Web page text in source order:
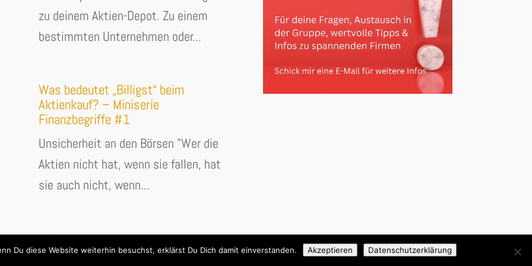
zu deinem Aktien-Depot. Zu einem
bestimmten Unternehmen oder...
Was bedeutet „Billigst“ beim
Aktienkauf? – Miniserie
Finanzbegriffe #1
Unsicherheit an den Börsen "Wer die
Aktien nicht hat, wenn sie fallen, hat
sie auch nicht, wenn...
Du diese Website weiterhin besuchst, erklärst Du Dich damit einverstanden. Akzeptieren Datenschutzerklärung